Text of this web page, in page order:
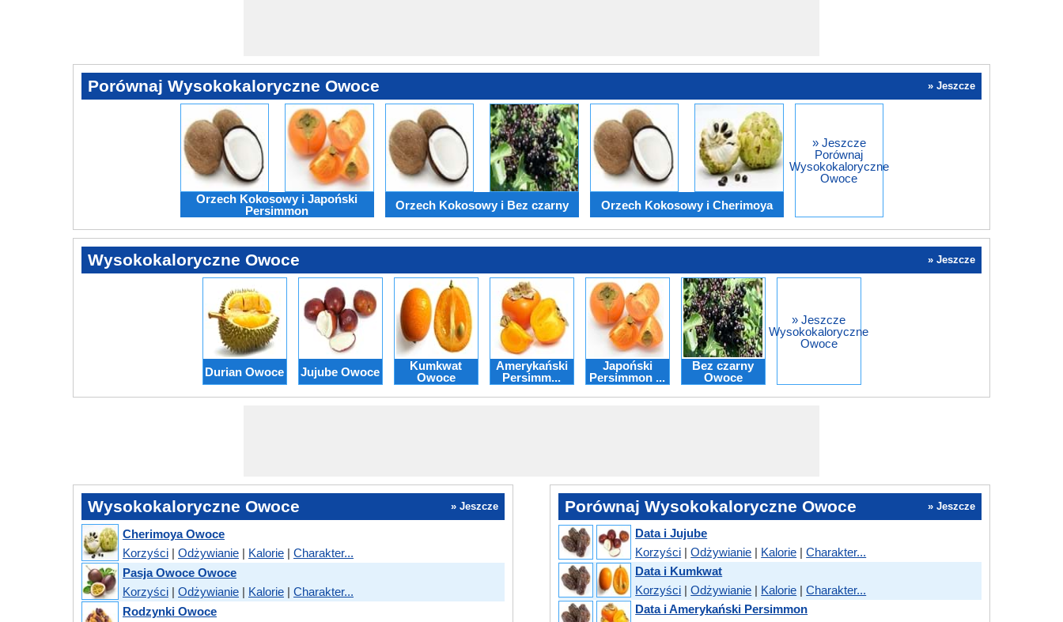
Porównaj Wysokokaloryczne Owoce » Jeszcze
Orzech Kokosowy i Japoński
Persimmon
Orzech Kokosowy i Bez czarny Orzech Kokosowy i Cherimoya
» Jeszcze
Porównaj
Wysokokaloryczne
Owoce
Wysokokaloryczne Owoce » Jeszcze
Durian Owoce Jujube Owoce
Kumkwat
Owoce
Amerykański
Persimm...
Japoński
Persimmon ...
Bez czarny
Owoce
» Jeszcze
Wysokokaloryczne
Owoce
Wysokokaloryczne Owoce » Jeszcze
Cherimoya Owoce
Korzyści | Odżywianie | Kalorie | Charakter...
Pasja Owoce Owoce
Korzyści | Odżywianie | Kalorie | Charakter...
Rodzynki Owoce
Porównaj Wysokokaloryczne Owoce » Jeszcze
Data i Jujube
Korzyści |Odżywianie | Kalorie |Charakter...
Data i Kumkwat
Korzyści |Odżywianie | Kalorie |Charakter...
Data i Amerykański Persimmon